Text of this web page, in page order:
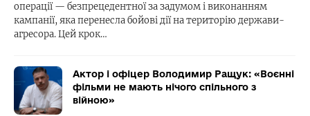
операції — безпрецедентної за задумом і виконанням
кампанії, яка перенесла бойові дії на територію держави-
агресора. Цей крок…
Актор і офіцер Володимир Ращук: «Воєнні
фільми не мають нічого спільного з
війною»